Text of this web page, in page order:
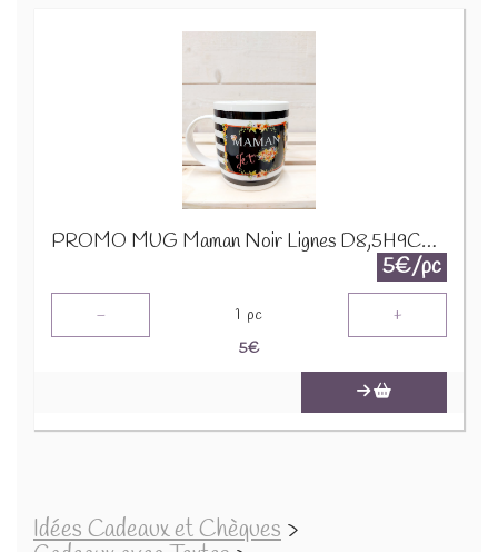
PROMO MUG Maman Noir Lignes D8,5H9CM 23975
5€/pc
- 1 pc +
5€
Idées Cadeaux et Chèques >